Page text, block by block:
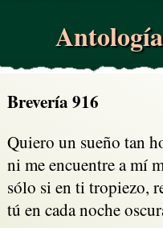
Brevería 916
Quiero un sueño tan
ni me encuentre a mí
sólo si en ti tropiezo,
tú en cada noche